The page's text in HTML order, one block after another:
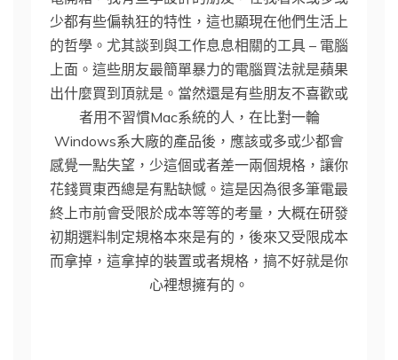
少都有些偏執狂的特性，這也顯現在他們生活上
的哲學。尤其談到與工作息息相關的工具 – 電腦
上面。這些朋友最簡單暴力的電腦買法就是蘋果
出什麼買到頂就是。當然還是有些朋友不喜歡或
者用不習慣Mac系統的人，在比對一輪
Windows系大廠的產品後，應該或多或少都會
感覺一點失望，少這個或者差一兩個規格，讓你
花錢買東西總是有點缺憾。這是因為很多筆電最
終上市前會受限於成本等等的考量，大概在研發
初期選料制定規格本來是有的，後來又受限成本
而拿掉，這拿掉的裝置或者規格，搞不好就是你
心裡想擁有的。